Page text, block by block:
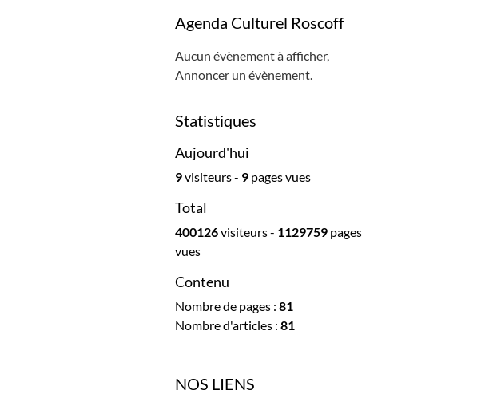
Agenda Culturel Roscoff
Aucun évènement à afficher,
Annoncer un évènement.
Statistiques
Aujourd'hui
9visiteurs - 9pages vues
Total
400126visiteurs - 1129759pages
vues
Contenu
Nombre de pages : 81
Nombre d'articles : 81
NOS LIENS